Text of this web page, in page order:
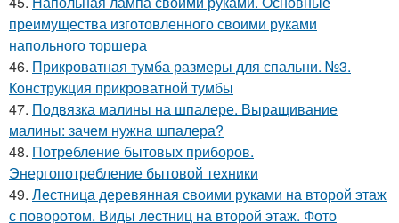
преимущества изготовленного своими руками
напольного торшера
46. Прикроватная тумба размеры для спальни. №3.
Конструкция прикроватной тумбы
47. Подвязка малины на шпалере. Выращивание
малины: зачем нужна шпалера?
48. Потребление бытовых приборов.
Энергопотребление бытовой техники
49. Лестница деревянная своими руками на второй этаж
с поворотом. Виды лестниц на второй этаж. Фото